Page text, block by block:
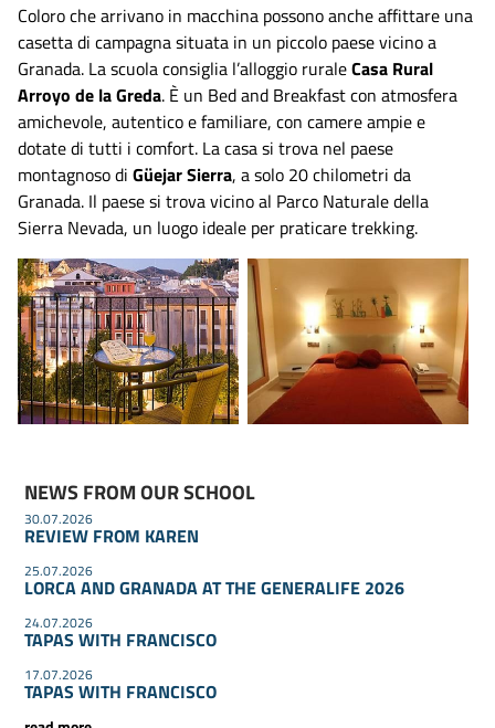
Coloro che arrivano in macchina possono anche affittare una
casetta di campagna situata in un piccolo paese vicino a
Granada. La scuola consiglia l’alloggio ruraleCasa Rural
Arroyo de la Greda. È un Bed and Breakfast con atmosfera
amichevole, autentico e familiare, con camere ampie e
dotate di tutti i comfort. La casa si trova nel paese
montagnoso di Güejar Sierra, a solo 20 chilometri da
Granada. Il paese si trova vicino al Parco Naturale della
Sierra Nevada, un luogo ideale per praticare trekking.
NEWS FROM OUR SCHOOL
30.07.2026
REVIEW FROM KAREN
25.07.2026
LORCA AND GRANADA AT THE GENERALIFE 2026
24.07.2026
TAPAS WITH FRANCISCO
17.07.2026
TAPAS WITH FRANCISCO